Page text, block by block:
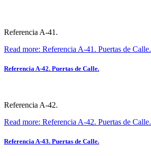
Referencia A-41.
Read more: Referencia A-41. Puertas de Calle.
Referencia A-42. Puertas de Calle.
Referencia A-42.
Read more: Referencia A-42. Puertas de Calle.
Referencia A-43. Puertas de Calle.